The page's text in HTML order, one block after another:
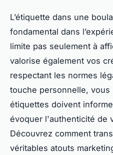
L’étiquette dans une
fondamental dans
limite pas seulement à
valorise également vos
respectant les normes
touche personnelle,
étiquettes doivent
évoquer l'authenticité de
Découvrez comment
véritables atouts